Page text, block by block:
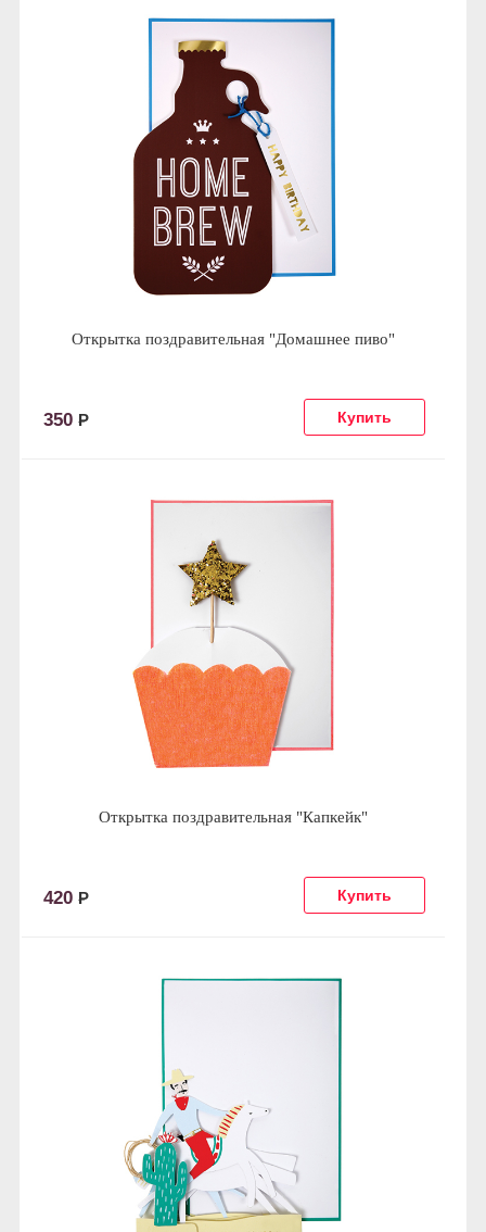
Открытка поздравительная "Домашнее пиво"
350 Р
Открытка поздравительная "Капкейк"
420 Р